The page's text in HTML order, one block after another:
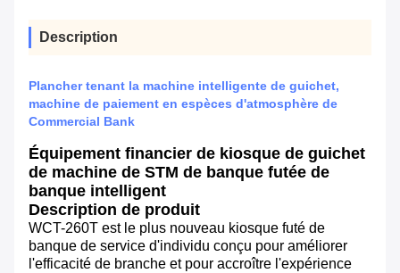
Description
Plancher tenant la machine intelligente de guichet,
machine de paiement en espèces d'atmosphère de
Commercial Bank
Équipement financier de kiosque de guichet
de machine de STM de banque futée de
banque intelligent
Description de produit
WCT-260T est le plus nouveau kiosque futé de
banque de service d'individu conçu pour améliorer
l'efficacité de branche et pour accroître l'expérience